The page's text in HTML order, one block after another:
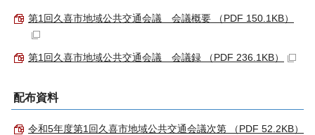
第1回久喜市地域公共交通会議 会議概要 （PDF 150.1KB）
第1回久喜市地域公共交通会議 会議録 （PDF 236.1KB）
配布資料
令和5年度第1回久喜市地域公共交通会議次第 （PDF 52.2KB）